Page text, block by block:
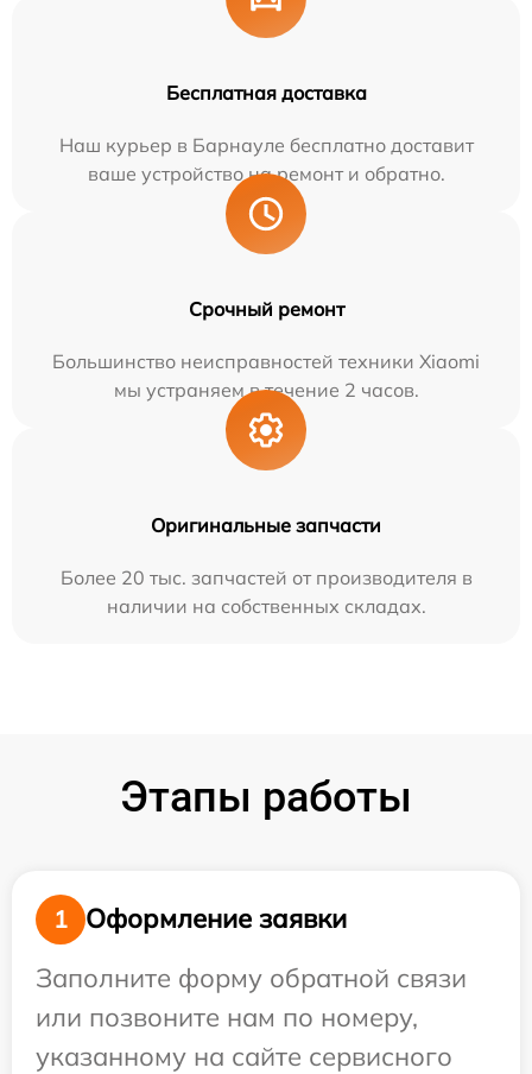
Бесплатная доставка
Наш курьер в Барнауле бесплатно доставит
ваше устройство на ремонт и обратно.
Срочный ремонт
Большинство неисправностей техники Xiaomi
мы устраняем в течение 2 часов.
Оригинальные запчасти
Более 20 тыс. запчастей от производителя в
наличии на собственных складах.
Этапы работы
1
Оформление заявки
Заполните форму обратной связи
или позвоните нам по номеру,
указанному на сайте сервисного